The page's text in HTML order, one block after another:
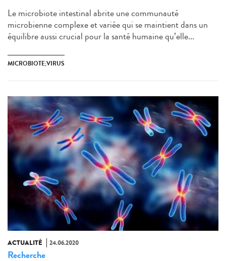
Le microbiote intestinal abrite une communauté
microbienne complexe et variée qui se maintient dans un
équilibre aussi crucial pour la santé humaine qu’elle...
MICROBIOTE;VIRUS
ACTUALITÉ 24.06.2020
Recherche